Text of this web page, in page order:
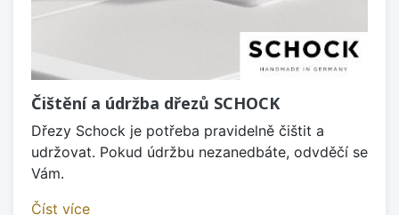
Čištění a údržba dřezů SCHOCK
Dřezy Schock je potřeba pravidelně čištit a
udržovat. Pokud údržbu nezanedbáte, odvděčí se
Vám.
Číst více